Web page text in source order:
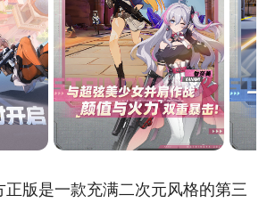
正版是一款充满二次元风格的第三